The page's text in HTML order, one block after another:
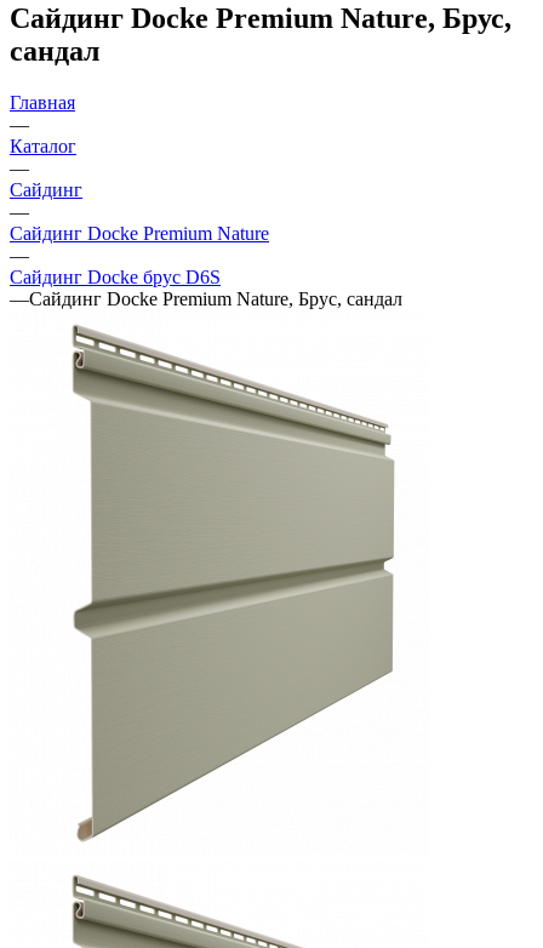
Сайдинг Docke Premium Nature, Брус,
сандал
Главная
—
Каталог
—
Сайдинг
—
Сайдинг Docke Premium Nature
—
Сайдинг Docke брус D6S
—Сайдинг Docke Premium Nature, Брус, сандал